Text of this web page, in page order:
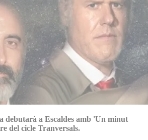
debutarà a Escaldes amb 'Un minut
del cicle Tranversals.